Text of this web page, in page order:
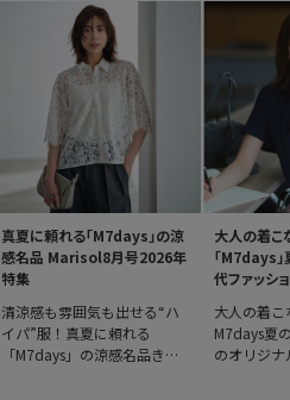
真夏に頼れる「M7days」の涼
感名品 Marisol8月号2026年
特集
清涼感も雰囲気も出せる“ハ
イパ”服！真夏に頼れる
「M7days」の涼感名品きち
大人の着こ
「M7days
代ファッショ
大人の着
M7days夏
のオリジ